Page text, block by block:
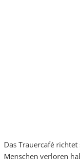
Das Trauercafé
Menschen verloren